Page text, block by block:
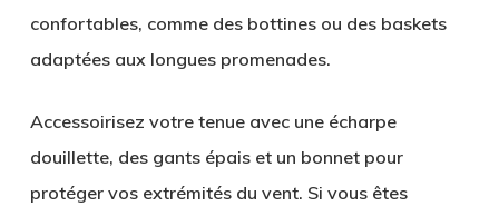
confortables, comme des bottines ou des baskets
adaptées aux longues promenades.
Accessoirisez votre tenue avec une écharpe
douillette, des gants épais et un bonnet pour
protéger vos extrémités du vent. Si vous êtes